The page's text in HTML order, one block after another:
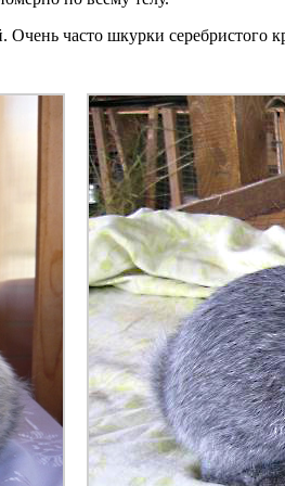
часто шкурки серебристого